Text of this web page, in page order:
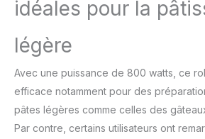
réseau de
réduction
crochet
métal
idéales pour la
légère
Avec une puissance de 800 watts, ce
efficace notamment pour des
pâtes légères comme celles des
Par contre, certains utilisateurs ont